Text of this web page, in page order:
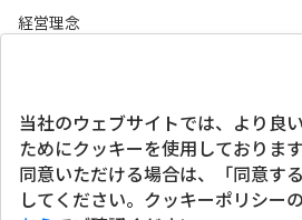
経営理念
グローバルサイト
SNSアカウント
当社のウェブサイトでは、より良
ためにクッキーを使用しておりま
同意いただける場合は、「同意す
してください。クッキーポリシー